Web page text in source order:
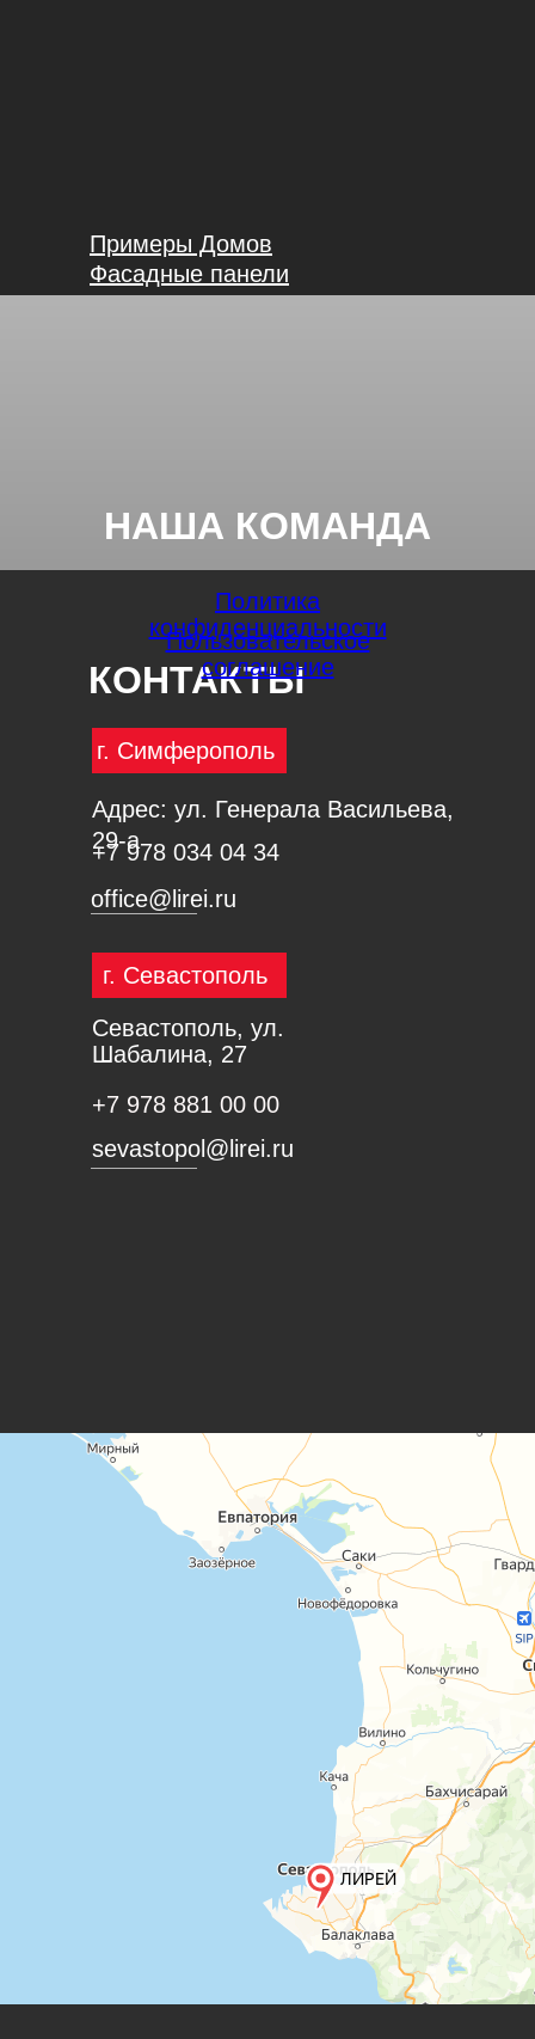
Примеры Домов
Фасадные панели
НАША КОМАНДА
КОНТАКТЫ
г. Симферополь
Адрес: ул. Генерала Васильева,
29-а
+7 978 034 04 34
г. Севастополь
Севастополь, ул.
Шабалина, 27
office@lirei.ru
+7 978 881 00 00
Пользовательское
соглашение
sevastopol@lirei.ru
Политика
конфиденциальности